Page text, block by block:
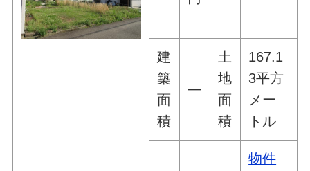
建
築
面
積
―
土
地
面
積
167.1
3平方
メー
トル
物件